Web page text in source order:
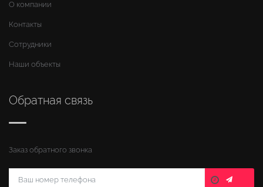
О компании
Контакты
Сотрудники
Наши объекты
Обратная связь
Заказ обратного звонка